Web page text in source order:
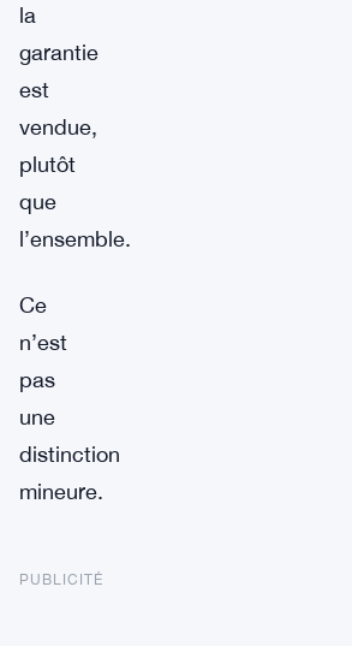
la
garantie
est
vendue,
plutôt
que
l’ensemble.
Ce
n’est
pas
une
distinction
mineure.
PUBLICITÉ